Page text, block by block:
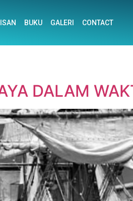
BUKU GALERI CONTACT
DALAM